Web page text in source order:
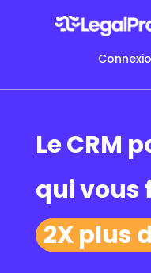
Le CRM
qui vous
2X plus